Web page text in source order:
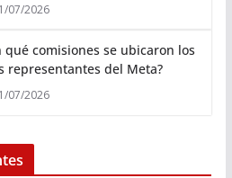
07/2026
qué comisiones se ubicaron los
representantes del Meta?
07/2026